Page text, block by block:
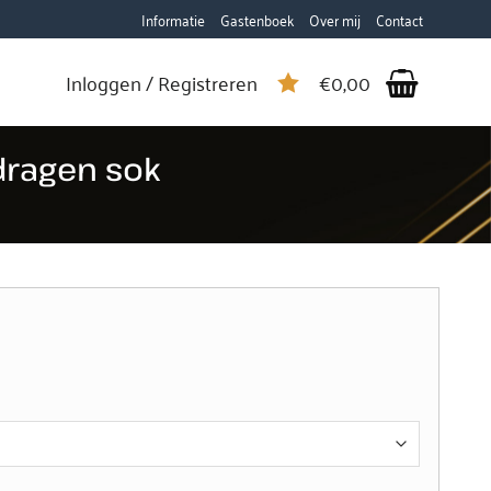
Informatie Gastenboek Over mij Contact
Inloggen / Registreren €0,00
sok